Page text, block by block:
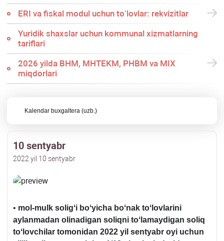
ERI va fiskal modul uchun toʻlovlar: rekvizitlar
Yuridik shaхslar uchun kommunal хizmatlarning
tariflari
2026 yilda BHM, MHTEKM, PHBM va MIX
miqdorlari
Kalendar buхgaltera (uzb.)
10 sentyabr
2022 yil 10 sentyabr
• mol-mulk soligʻi boʻyicha boʻnak toʻlovlarini
aylanmadan olinadigan soliqni toʻlamaydigan soliq
toʻlovchilar tomonidan 2022 yil sentyabr oyi uchun